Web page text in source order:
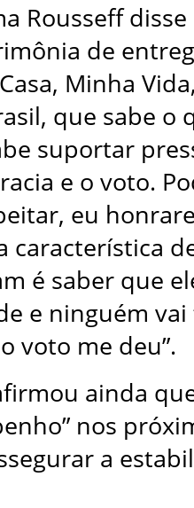
Rousseff disse
de
Minha
que sabe o
suportar
e o voto.
eu
característica
é saber que
e ninguém vai
voto me deu”.
ainda
nos
a